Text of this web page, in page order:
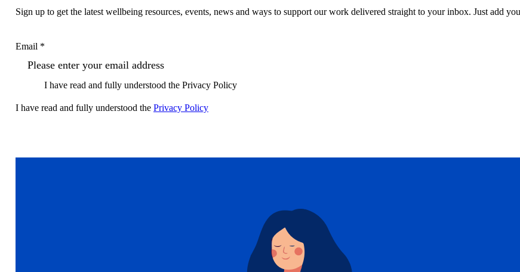
Sign up to get the latest wellbeing resources, events, news and ways to support our work delivered straight to your inbox. Just add
Email *
I have read and fully understood the Privacy Policy
I have read and fully understood the Privacy Policy